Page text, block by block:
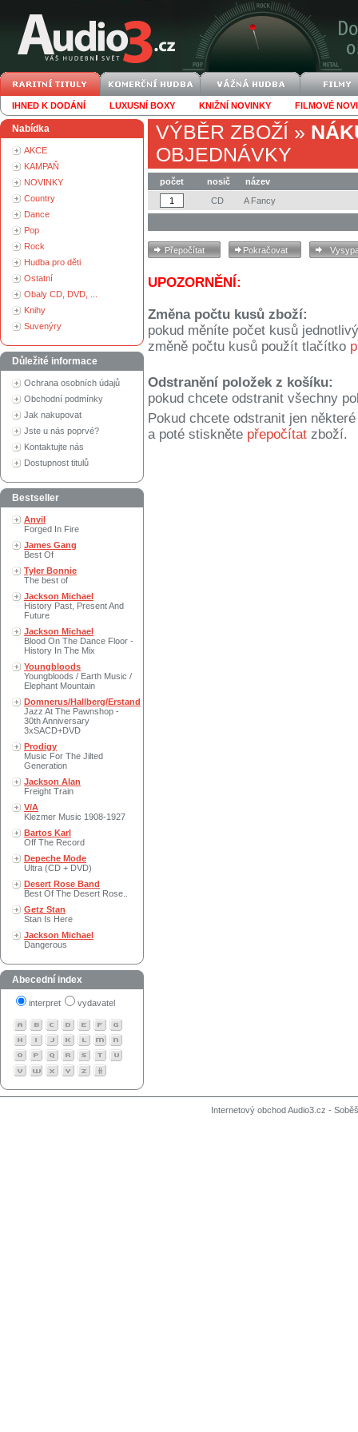
IHNED K DODÁNÍ LUXUSNÍ BOXY KNIŽNÍ NOVINKY FILMOVÉ
Nabídka
AKCE
KAMPAŇ
NOVINKY
Country
Dance
Pop
Rock
Hudba pro děti
Ostatní
Obaly CD, DVD, ...
Knihy
Suvenýry
Důležité informace
Ochrana osobních údajů
Obchodní podmínky
Jak nakupovat
Jste u nás poprvé?
Kontaktujte nás
Dostupnost titulů
Bestseller
Anvil
Forged In Fire
James Gang
Best Of
Tyler Bonnie
The best of
Jackson Michael
History Past, Present And
Future
Jackson Michael
Blood On The Dance Floor -
History In The Mix
Youngbloods
Youngbloods / Earth Music /
Elephant Mountain
Domnerus/Hallberg/Erstand
Jazz At The Pawnshop -
30th Anniversary
3xSACD+DVD
Prodigy
Music For The Jilted
Generation
Jackson Alan
Freight Train
V/A
Klezmer Music 1908-1927
Bartos Karl
Off The Record
Depeche Mode
Ultra (CD + DVD)
Desert Rose Band
Best Of The Desert Rose..
Getz Stan
Stan Is Here
Jackson Michael
Dangerous
Abecední index
interpret vydavatel
VÝBĚR ZBOŽÍ »
OBJEDNÁVKY
počet nosič
název
CD
A Fancy
UPOZORNĚNÍ:
Změna počtu kusů zboží:
pokud měníte počet kusů
změně počtu kusů použít tlačítko
Odstranění položek z košíku:
pokud chcete odstranit všechny
Pokud chcete odstranit jen
a poté stiskněte přepočítat zboží.
Internetový obchod Audio3.cz -